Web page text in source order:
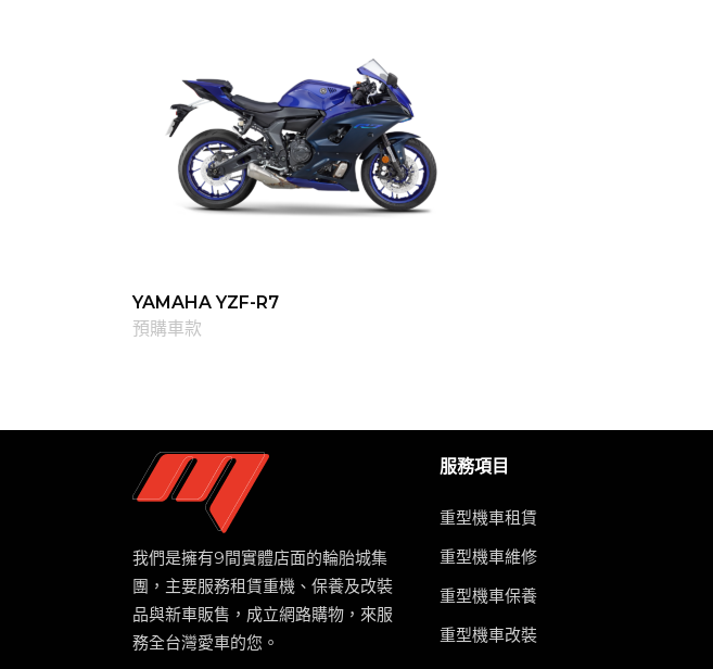
YAMAHA YZF-R7
預購車款
我們是擁有9間實體店面的輪胎城集
團，主要服務租賃重機、保養及改裝
品與新車販售，成立網路購物，來服
務全台灣愛車的您。
服務項目
重型機車租賃
重型機車維修
重型機車保養
重型機車改裝